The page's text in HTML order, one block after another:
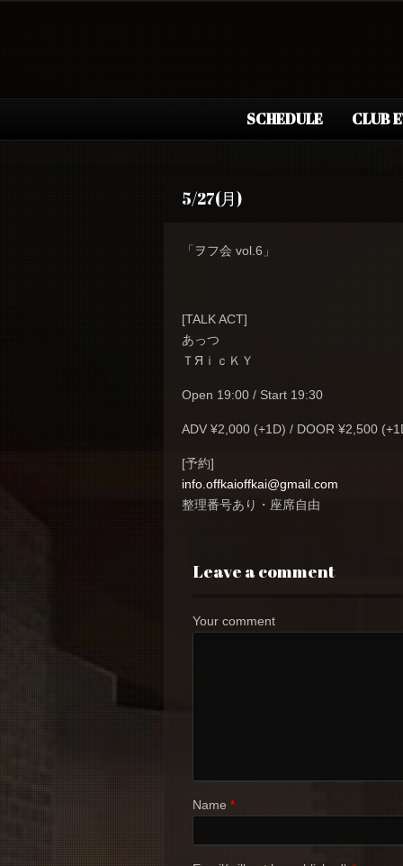
SCHEDULE CLUB
5/27(月)
「ヲフ会 vol.6」
[TALK ACT]
あっつ
ＴЯｉｃＫＹ
Open 19:00 / Start 19:30
ADV ¥2,000 (+1D) / DOOR ¥2,500
[予約]
info.offkaioffkai@gmail.com
整理番号あり・座席自由
Leave a comment
Your comment
Name *